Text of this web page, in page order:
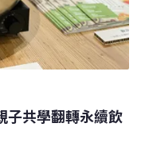
子共學翻轉永續飲